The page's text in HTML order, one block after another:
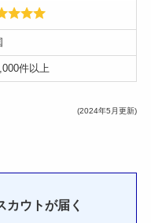
件以上
(2024年5月更新)
カウトが届く